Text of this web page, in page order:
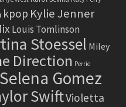
kpop Kylie Jenner
Louis Tomlinson
Stoessel Miley
Direction Perrie
Selena Gomez
SwiftVioletta